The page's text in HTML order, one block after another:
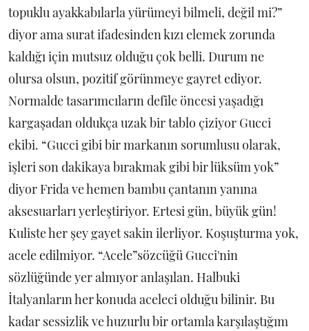
topuklu ayakkabılarla yürümeyi bilmeli, değil mi?”
diyor ama surat ifadesinden kızı elemek zorunda
kaldığı için mutsuz olduğu çok belli. Durum ne
olursa olsun, pozitif görünmeye gayret ediyor.
Normalde tasarımcıların defile öncesi yaşadığı
kargaşadan oldukça uzak bir tablo çiziyor Gucci
ekibi. “Gucci gibi bir markanın sorumlusu olarak,
işleri son dakikaya bırakmak gibi bir lüksüm yok”
diyor Frida ve hemen bambu çantanın yanına
aksesuarları yerleştiriyor. Ertesi gün, büyük gün!
Kuliste her şey gayet sakin ilerliyor. Koşuşturma yok,
acele edilmiyor. “Acele”sözcüğü Gucci'nin
sözlüğünde yer almıyor anlaşılan. Halbuki
İtalyanların her konuda aceleci olduğu bilinir. Bu
kadar sessizlik ve huzurlu bir ortamla karşılaştığım